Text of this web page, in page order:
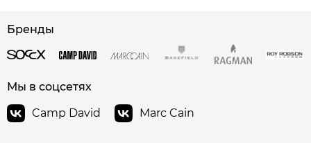
Бренды
Мы в соцсетях
Camp David
Marc Cain